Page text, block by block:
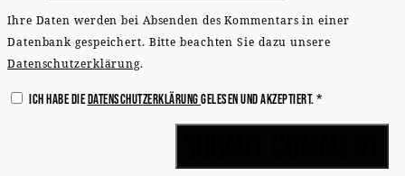
Ihre Daten werden bei Absenden des Kommentars in einer
Datenbank gespeichert. Bitte beachten Sie dazu unsere
Datenschutzerklärung.
Ich habe dieDatenschutzerklärunggelesen und akzeptiert.*